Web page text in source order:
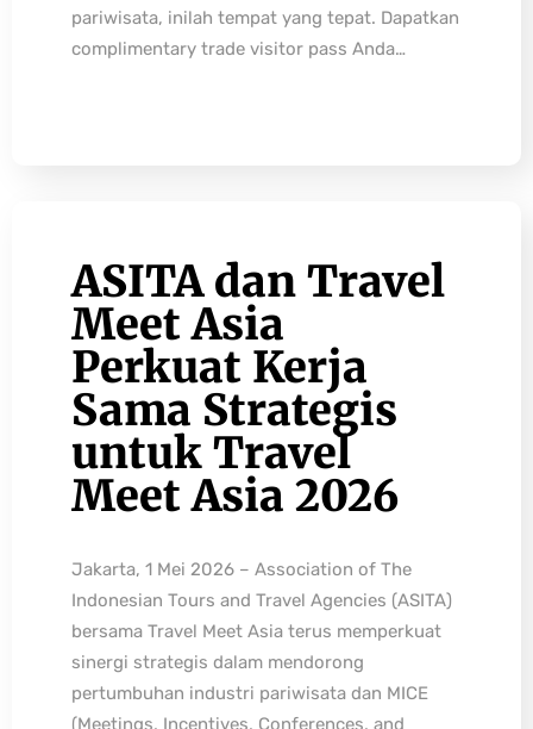
pariwisata, inilah tempat yang tepat. Dapatkan
complimentary trade visitor pass Anda…
ASITA dan Travel
Meet Asia
Perkuat Kerja
Sama Strategis
untuk Travel
Meet Asia 2026
Jakarta, 1 Mei 2026 – Association of The
Indonesian Tours and Travel Agencies (ASITA)
bersama Travel Meet Asia terus memperkuat
sinergi strategis dalam mendorong
pertumbuhan industri pariwisata dan MICE